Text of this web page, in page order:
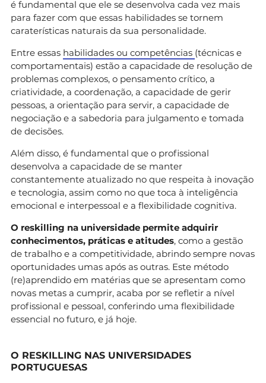
é fundamental que ele se desenvolva cada vez mais
para fazer com que essas habilidades se tornem
caraterísticas naturais da sua personalidade.
Entre essas habilidades ou competências (técnicas e
comportamentais) estão a capacidade de resolução de
problemas complexos, o pensamento crítico, a
criatividade, a coordenação, a capacidade de gerir
pessoas, a orientação para servir, a capacidade de
negociação e a sabedoria para julgamento e tomada
de decisões.
Além disso, é fundamental que o profissional
desenvolva a capacidade de se manter
constantemente atualizado no que respeita à inovação
e tecnologia, assim como no que toca à inteligência
emocional e interpessoal e a flexibilidade cognitiva.
O reskilling na universidade permite adquirir
conhecimentos, práticas e atitudes, como a gestão
de trabalho e a competitividade, abrindo sempre novas
oportunidades umas após as outras. Este método
(re)aprendido em matérias que se apresentam como
novas metas a cumprir, acaba por se refletir a nível
profissional e pessoal, conferindo uma flexibilidade
essencial no futuro, e já hoje.
O RESKILLING NAS UNIVERSIDADES
PORTUGUESAS